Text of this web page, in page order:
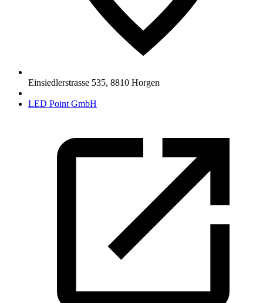
Einsiedlerstrasse 535, 8810 Horgen
LED Point GmbH